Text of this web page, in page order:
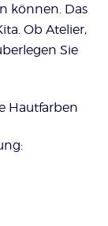
können. Das
Ob Atelier,
Sie
Hautfarben